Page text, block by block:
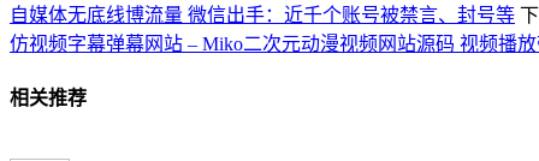
自媒体无底线博流量 微信出手：近千个账号被禁言、封号等
仿视频字幕弹幕网站 – Miko二次元动漫视频网站源码 视频播
相关推荐